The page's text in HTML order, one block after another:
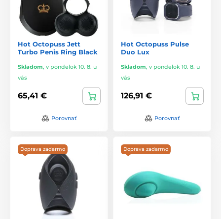
Hot Octopuss Jett
Turbo Penis Ring Black
Skladom, v pondelok 10. 8. u
vás
65,41 €
Porovnať
Hot Octopuss Pulse
Duo Lux
Skladom, v pondelok 10. 8. u
vás
126,91 €
Porovnať
Doprava zadarmo Doprava zadarmo